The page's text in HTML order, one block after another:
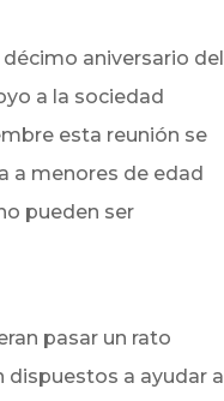
aniversario del
a la sociedad
esta reunión se
a menores de edad
pueden ser
pasar un rato
dispuestos a ayudar a